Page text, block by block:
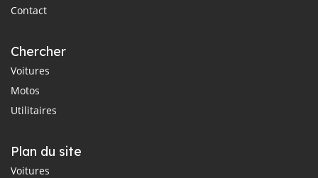
Contact
Chercher
Voitures
Motos
Utilitaires
Plan du site
Voitures